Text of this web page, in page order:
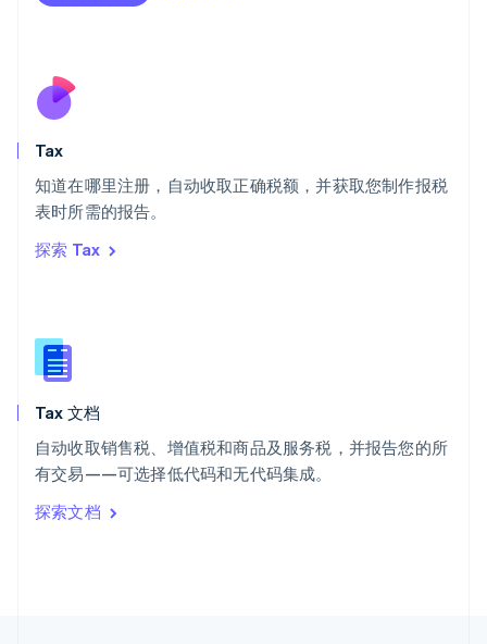
Tax
知道在哪里注册，自动收取正确税额，并获取您制作报税
表时所需的报告。
探索 Tax
Tax 文档
自动收取销售税、增值税和商品及服务税，并报告您的所
有交易——可选择低代码和无代码集成。
探索文档
瑞士
English
斯洛伐克
泰国
ไทยEnglish
English
English
新西兰
匈牙利
意大利
ItalianoEnglish
印度
English